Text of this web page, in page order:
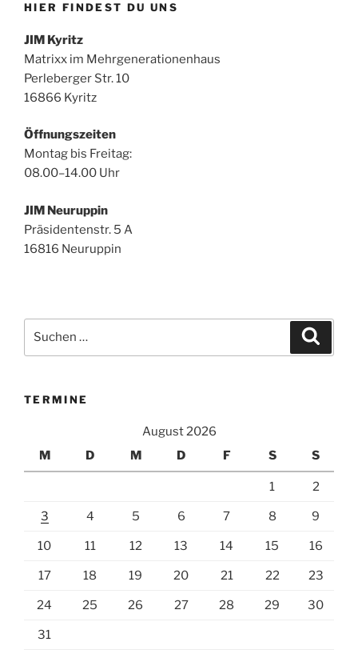
HIER FINDEST DU UNS
JIM Kyritz
Matrixx im Mehrgenerationenhaus
Perleberger Str. 10
16866 Kyritz
Öffnungszeiten
Montag bis Freitag:
08.00–14.00 Uhr
JIM Neuruppin
Präsidentenstr. 5 A
16816 Neuruppin
nach:
TERMINE
August 2026
M
D M D F S S
1 2
3 4 5 6 7 8 9
10 11 12 13 14 15 16
17 18 19 20 21 22 23
24 25 26 27 28 29 30
31